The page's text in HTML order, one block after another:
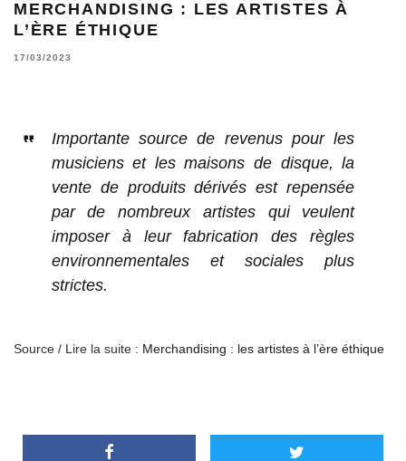
MERCHANDISING : LES ARTISTES À
L’ÈRE ÉTHIQUE
17/03/2023
Importante source de revenus pour les
musiciens et les maisons de disque, la
vente de produits dérivés est repensée
par de nombreux artistes qui veulent
imposer à leur fabrication des règles
environnementales et sociales plus
strictes.
Source / Lire la suite : Merchandising : les artistes à l’ère éthique